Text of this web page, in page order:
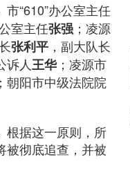
市“610”办公室主任
室主任张强 ；凌源
张利平 ，副大队长
诉人王华；凌源市
；朝阳市中级法院院
根据这一原则，所
被彻底追查，并被